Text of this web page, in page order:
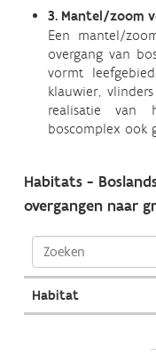
3. Mantel/zoom
Een mantel/
overgang van
vormt
klauwier,
realisatie van
boscomplex ook
Habitats -
overgangen naar
Habitat